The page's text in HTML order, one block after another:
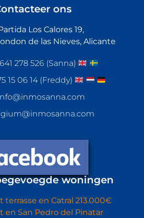
ons
Los Calores 19,
de las Nieves, Alicante
278 526 (Sanna)
15 06 14 (Freddy)
woningen
en Catral 213.000€
en San Pedro del Pinatar